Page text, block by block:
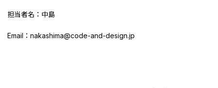
担当者名：中島
Email：nakashima@code-and-design.jp